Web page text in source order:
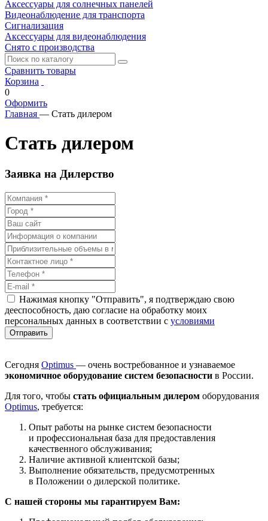
Аксессуары для солнечных панелей
Видеонаблюдение для транспорта
Сигнализация
Аксессуары для видеонаблюдения
Снято с производства
Сравнить товары
Корзина
0
Оформить
Главная — Стать дилером
Стать дилером
Заявка на Дилерство
Нажимая кнопку "Отправить", я подтверждаю свою
дееспособность, даю согласие на обработку моих
персональных данных в соответствии с условиями
Сегодня Optimus — очень востребованное и узнаваемое
экономичное оборудование систем безопасности в России.
Для того, чтобы стать официальным дилером оборудования
Optimus, требуется:
Опыт работы на рынке систем безопасности
и профессиональная база для предоставления
качественного обслуживания;
Наличие активной клиентской базы;
Выполнение обязательств, предусмотренных
в Положении о дилерской политике.
С нашей стороны мы гарантируем Вам: